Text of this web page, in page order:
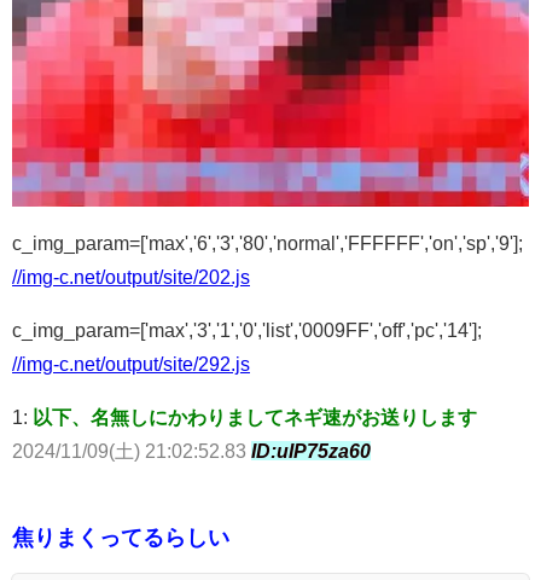
c_img_param=['max','6','3','80','normal','FFFFFF','on','sp','9'];
//img-c.net/output/site/202.js
c_img_param=['max','3','1','0','list','0009FF','off','pc','14'];
//img-c.net/output/site/292.js
1: 以下、名無しにかわりましてネギ速がお送りします
2024/11/09(土) 21:02:52.83 ID:uIP75za60
焦りまくってるらしい